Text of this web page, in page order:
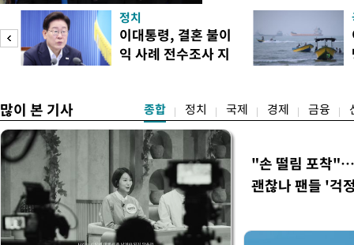
보가 8일 제주·인천 지역
다. 앞서 정청래 후보 우세
·울산·경남 경선에서 1승
제주·인천 경선에서 이기
정치
이대통령, 결혼 불이
익 사례 전수조사 지
많이 본 기사 종합 정치 국제 경제 금융
"손 떨림 포착
괜찮나 팬들 '걱